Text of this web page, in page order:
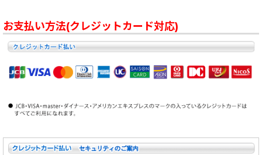
お支払い方法(クレジットカード対応)